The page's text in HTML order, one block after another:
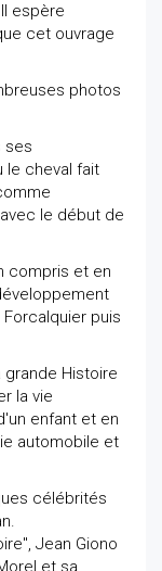
espère
cet ouvrage
photos
ses
le cheval fait
le début de
compris et en
puis
grande Histoire
la vie
enfant et en
automobile et
célébrités
Jean Giono
et sa